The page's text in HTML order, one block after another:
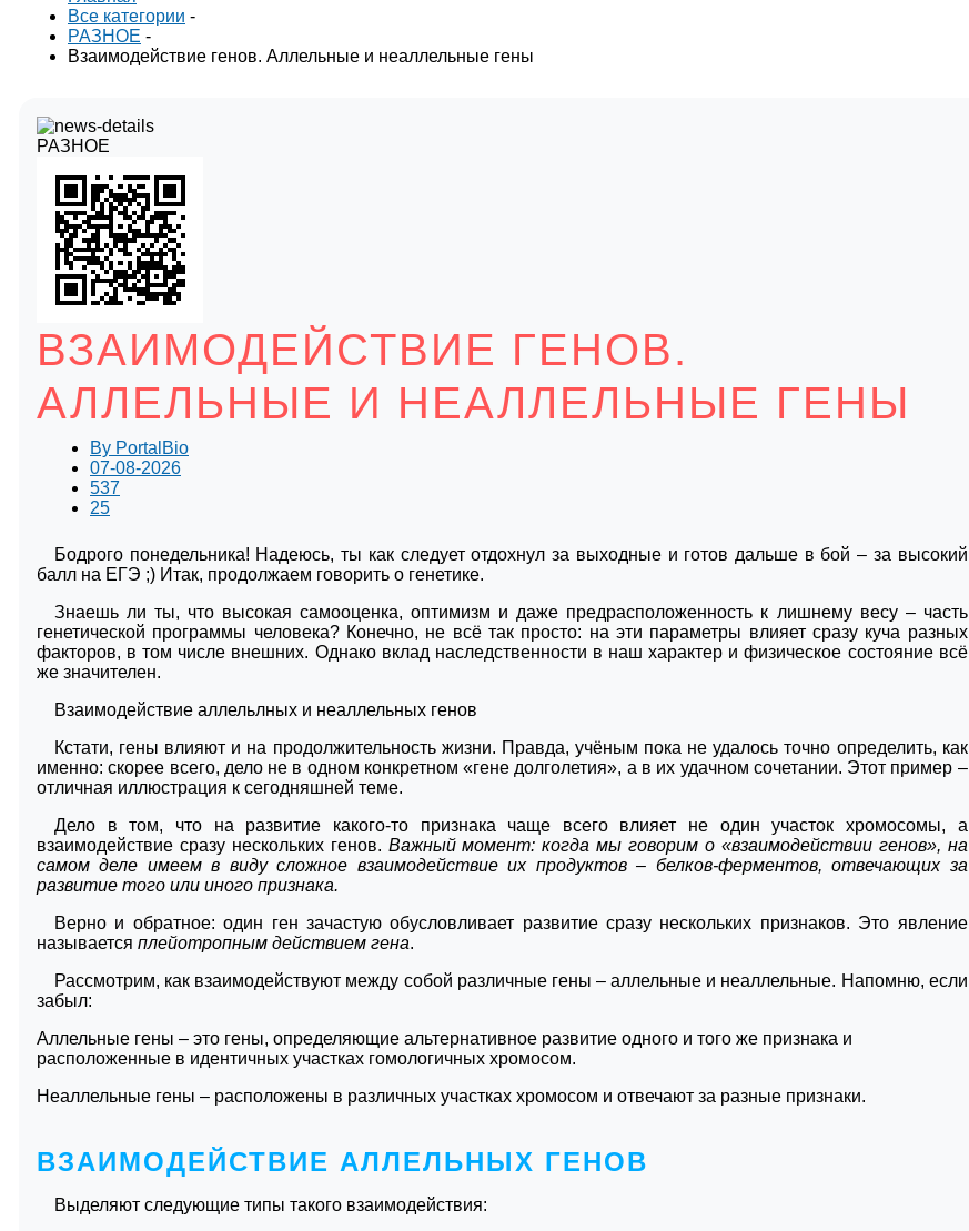
Все категории -
РАЗНОЕ -
Взаимодействие генов. Аллельные и неаллельные гены
РАЗНОЕ
ВЗАИМОДЕЙСТВИЕ ГЕНОВ.
АЛЛЕЛЬНЫЕ И НЕАЛЛЕЛЬНЫЕ ГЕНЫ
By PortalBio
07-08-2026
537
25
Бодрого понедельника! Надеюсь, ты как следует отдохнул за выходные и готов дальше в бой – за высокий
балл на ЕГЭ ;) Итак, продолжаем говорить о генетике.
Знаешь ли ты, что высокая самооценка, оптимизм и даже предрасположенность к лишнему весу – часть
генетической программы человека? Конечно, не всё так просто: на эти параметры влияет сразу куча разных
факторов, в том числе внешних. Однако вклад наследственности в наш характер и физическое состояние всё
же значителен.
Взаимодействие аллельлных и неаллельных генов
Кстати, гены влияют и на продолжительность жизни. Правда, учёным пока не удалось точно определить, как
именно: скорее всего, дело не в одном конкретном «гене долголетия», а в их удачном сочетании. Этот пример –
отличная иллюстрация к сегодняшней теме.
Дело в том, что на развитие какого-то признака чаще всего влияет не один участок хромосомы, а
взаимодействие сразу нескольких генов. Важный момент: когда мы говорим о «взаимодействии генов», на
самом деле имеем в виду сложное взаимодействие их продуктов – белков-ферментов, отвечающих за
развитие того или иного признака.
Верно и обратное: один ген зачастую обусловливает развитие сразу нескольких признаков. Это явление
называется плейотропным действием гена.
Рассмотрим, как взаимодействуют между собой различные гены – аллельные и неаллельные. Напомню, если
забыл:
Аллельные гены – это гены, определяющие альтернативное развитие одного и того же признака и
расположенные в идентичных участках гомологичных хромосом.
Неаллельные гены – расположены в различных участках хромосом и отвечают за разные признаки.
ВЗАИМОДЕЙСТВИЕ АЛЛЕЛЬНЫХ ГЕНОВ
Выделяют следующие типы такого взаимодействия: